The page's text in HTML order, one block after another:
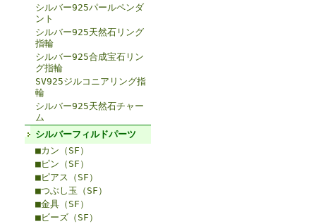
シルバー925パールペンダ
ント
シルバー925天然石リング
指輪
シルバー925合成宝石リン
グ指輪
SV925ジルコニアリング指
輪
シルバー925天然石チャー
ム
シルバーフィルドパーツ
■カン（SF）
■ピン（SF）
■ピアス（SF）
■つぶし玉（SF）
■金具（SF）
■ビーズ（SF）